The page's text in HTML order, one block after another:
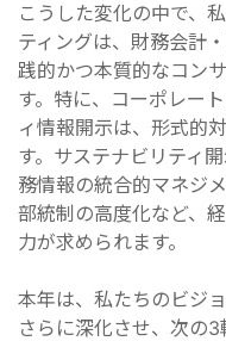
こうした変化の中で、
ティングは、財務会計
践的かつ本質的なコン
す。特に、コーポレー
ィ情報開示は、形式的
す。サステナビリティ
務情報の統合的マネジ
部統制の高度化など、
力が求められます。
本年は、私たちのビジ
さらに深化させ、次の